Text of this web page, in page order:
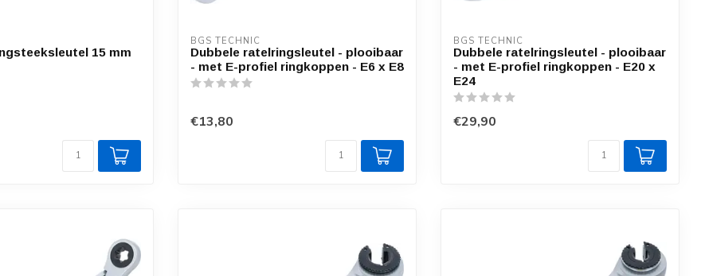
15 mm
BGS TECHNIC
Dubbele ratelringsleutel - plooibaar
- met E-profiel ringkoppen - E6 x E8
€13,80
BGS TECHNIC
Dubbele ratelringsleutel - plooibaar
- met E-profiel ringkoppen - E20 x
E24
€29,90